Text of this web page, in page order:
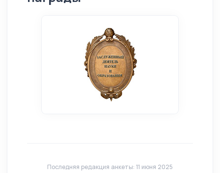
Последняя редакция анкеты: 11 июня 2025